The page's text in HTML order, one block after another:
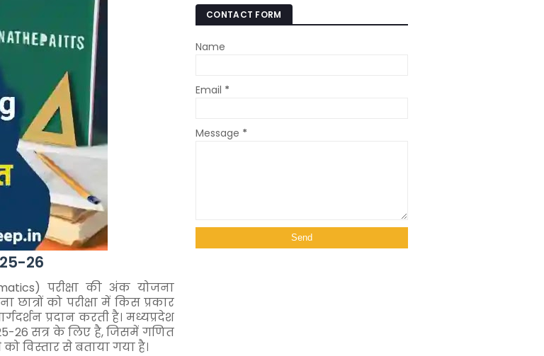
26
परीक्षा की अंक योजना
छात्रों को परीक्षा में किस प्रकार
प्रदान करती है। मध्यप्रदेश
26 सत्र के लिए है, जिसमें गणित
विस्तार से बताया गया है।
CONTACT FORM
Name
Email *
Message *